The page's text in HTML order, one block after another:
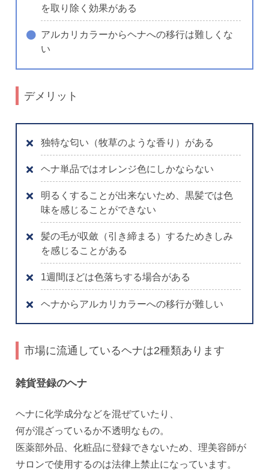
を取り除く効果がある
アルカリカラーからヘナへの移行は難しくな
い
デメリット
独特な匂い（牧草のような香り）がある
ヘナ単品ではオレンジ色にしかならない
明るくすることが出来ないため、黒髪では色
味を感じることができない
髪の毛が収斂（引き締まる）するためきしみ
を感じることがある
1週間ほどは色落ちする場合がある
ヘナからアルカリカラーへの移行が難しい
市場に流通しているヘナは2種類あります
雑貨登録のヘナ
ヘナに化学成分などを混ぜていたり、
何が混ざっているか不透明なもの。
医薬部外品、化粧品に登録できないため、理美容師が
サロンで使用するのは法律上禁止になっています。